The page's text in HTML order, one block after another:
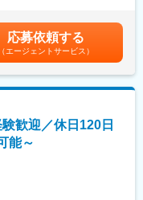
社会経験のない方や大学
ビニ店員や飲食店ホー
ントされます。
社・社員数13万名以上の
界屈指のブランド力と知
替休日を利用されている
業会社に所属されている
いのが実態です。しかし
正確に請求させて頂きま
代表取締役】
全国各地の現場を30年以
での苦労など知り尽くし
力】
性があります。月給(月額)
応募依頼する
（エージェントサービス）
歓迎／休日120日
能～